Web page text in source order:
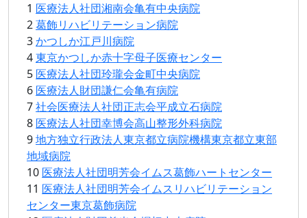
1 医療法人社団湘南会亀有中央病院
2葛飾リハビリテーション病院
3かつしか江戸川病院
4東京かつしか赤十字母子医療センター
5 医療法人社団玲瓏会金町中央病院
6 医療法人財団謙仁会亀有病院
7社会医療法人社団正志会平成立石病院
8 医療法人社団幸博会高山整形外科病院
9地方独立行政法人東京都立病院機構東京都立東部
地域病院
10 医療法人社団明芳会イムス葛飾ハートセンター
11 医療法人社団明芳会イムスリハビリテーション
センター東京葛飾病院